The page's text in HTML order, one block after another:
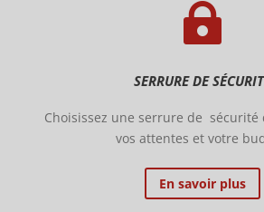

SERRURE DE
Choisissez une serrure de sécurité
vos attentes et votre
En savoir plus